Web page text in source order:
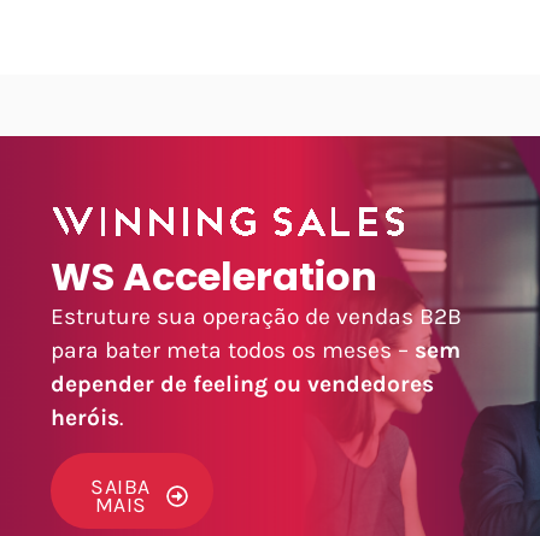
WS Acceleration
Estruture sua operação de vendas B2B
para bater meta todos os meses – sem
depender de feeling ou vendedores
heróis.
SAIBA
MAIS